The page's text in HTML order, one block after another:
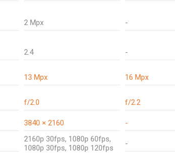
2 Mpx -
2.4 -
13 Mpx 16 Mpx
f/2.0 f/2.2
3840 × 2160 -
2160p 30fps, 1080p 60fps,
1080p 30fps, 1080p 120fps
-